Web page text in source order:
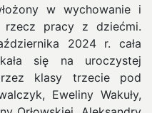
w wychowanie i
rzecz pracy z dziećmi.
2024 r. cała
się na uroczystej
klasy trzecie pod
Eweliny Wakuły,